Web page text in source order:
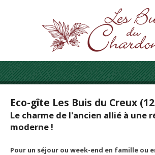
Eco-gîte Les Buis du Creux
Le charme de l'ancien allié à une
moderne !
Pour un séjour ou week-end en famille ou